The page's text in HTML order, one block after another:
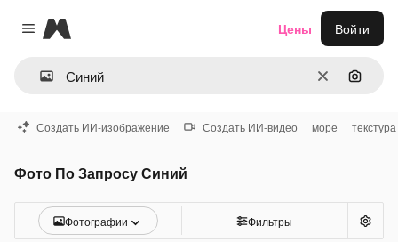
Close menu
Magnific
ОчиститьПоиск
Цены Войти
Создать ИИ-изображение Создать ИИ-видео море текстура
Фото По Запросу Синий
Фотографии Фильтры